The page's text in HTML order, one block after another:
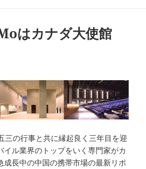
はカナダ大使館
三の行事と共に縁起良く三年目を迎
イル業界のトップをいく専門家がカ
成長中の中国の携帯市場の最新リポ